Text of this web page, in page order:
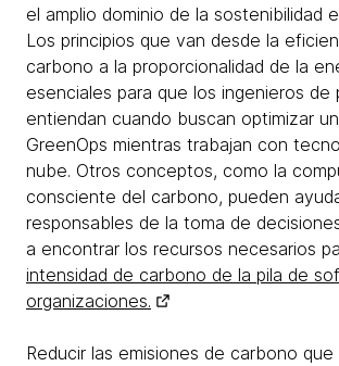
el amplio dominio de la sostenibilidad
Los principios que van desde la
carbono a la proporcionalidad de la
esenciales para que los ingenieros de
entiendan cuando buscan optimizar
GreenOps mientras trabajan con
nube. Otros conceptos, como la
consciente del carbono, pueden
responsables de la toma de
a encontrar los recursos necesarios
intensidad de carbono de la pila de
organizaciones.
Reducir las emisiones de carbono